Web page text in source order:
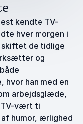
kendte TV-
hver morgen i
skiftet de tidlige
og
hvor han med en
arbejdsglæde,
TV-vært til
humor, ærlighed